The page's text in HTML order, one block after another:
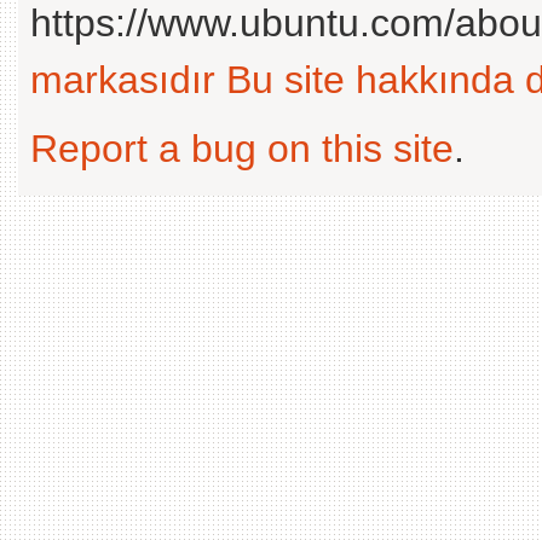
https://www.ubuntu.com/
markasıdır Bu site hakkında
Report a bug on this site.